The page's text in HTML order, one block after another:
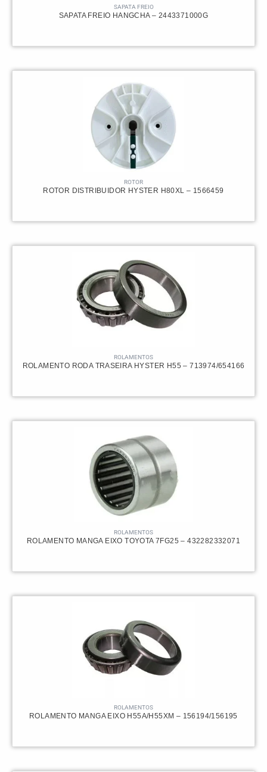
SAPATA FREIO
SAPATA FREIO HANGCHA – 2443371000G
ROTOR
ROTOR DISTRIBUIDOR HYSTER H80XL – 1566459
ROLAMENTOS
ROLAMENTO RODA TRASEIRA HYSTER H55 – 713974/654166
ROLAMENTOS
ROLAMENTO MANGA EIXO TOYOTA 7FG25 – 432282332071
ROLAMENTOS
ROLAMENTO MANGA EIXO H55A/H55XM – 156194/156195